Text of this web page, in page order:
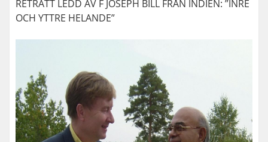
RETRÄTT LEDD AV F JOSEPH BILL FRÅN INDIEN: ”INRE
OCH YTTRE HELANDE”